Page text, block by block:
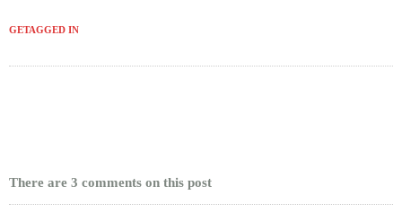
GETAGGED IN
There are 3 comments on this post